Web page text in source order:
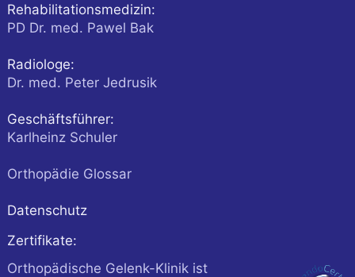
Rehabilitationsmedizin:
PD Dr. med. Pawel Bak
Radiologe:
Dr. med. Peter Jedrusik
Geschäftsführer:
Karlheinz Schuler
Orthopädie Glossar
Datenschutz
Zertifikate:
Orthopädische Gelenk-Klinik ist